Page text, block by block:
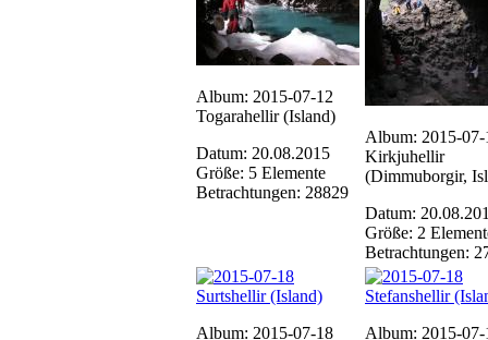
Album: 2015-07-12
Togarahellir (Island)
Datum: 20.08.2015
Größe: 5 Elemente
Betrachtungen: 28829
Album: 2015-07-
Kirkjuhellir
(Dimmuborgir,
Datum:
Größe: 2
Betrachtungen:
Album: 2015-07-18 Album: 2015-07-